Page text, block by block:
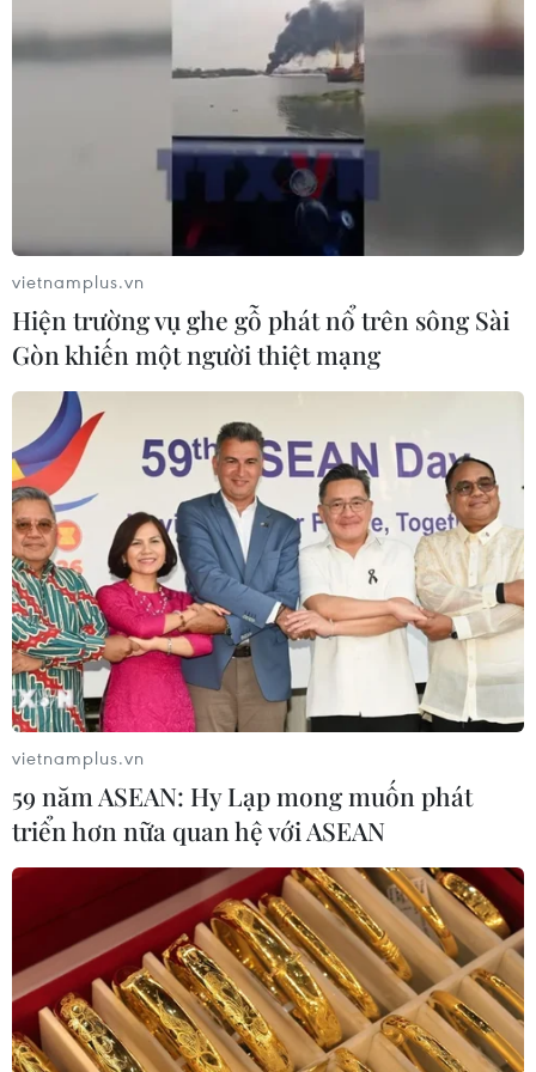
Chọn đúng đầu tàu: Danh mục
doanh nghiệp nhà nước mạnh và bài
CƠ QUAN CHỦ QUẢN: THÔNG TẤN XÃ VIỆT NAM
Tổng Biên tập: TRẦN TIẾN DUẨN
Phó Tổng Biên tập: NGUYỄN THỊ TÁM, KHÚC THANH
THỦY
Sở hữu trí tuệ
Quy định sử dụng
RSS
Hỗ trợ
Ngôn ngữ
TTXVN
Dịch vụ tin
Quảng cáo
Liên hệ
Giấy phép số: 1374/GP-BTTTT do Bộ Thông tin và Truyền thông
cấp ngày 11/9/2008.
Quảng cáo: Phó TBT Nguyễn Thị Tám: 093.5958688, Email:
tamvna@gmail.com
Điện thoại: (024) 39411349 - (024) 39411348, Fax: (024)
39411348
vietnamplus.vn
Hiện trường vụ ghe gỗ phát nổ trên sông Sài
Gòn khiến một người thiệt mạng
vietnamplus.vn
59 năm ASEAN: Hy Lạp mong muốn phát
triển hơn nữa quan hệ với ASEAN